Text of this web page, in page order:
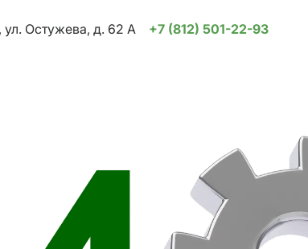
Остужева, д. 62 А +7 (812) 501-22-93